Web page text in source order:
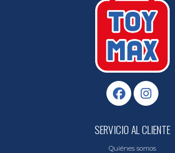
SERVICIO AL CLIENTE
Quiénes somos